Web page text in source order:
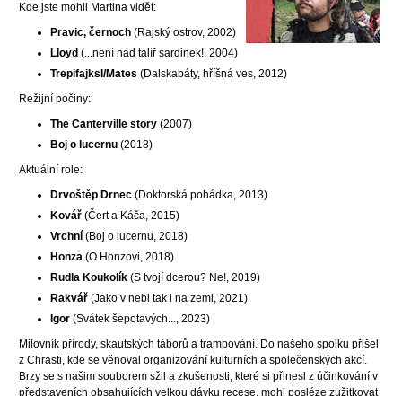
Kde jste mohli Martina vidět:
Pravic, černoch (Rajský ostrov, 2002)
Lloyd (...není nad talíř sardinek!, 2004)
Trepifajksl/Mates (Dalskabáty, hříšná ves, 2012)
Režijní počiny:
The Canterville story (2007)
Boj o lucernu (2018)
Aktuální role:
Drvoštěp Drnec (Doktorská pohádka, 2013)
Kovář (Čert a Káča, 2015)
Vrchní (Boj o lucernu, 2018)
Honza (O Honzovi, 2018)
Rudla Koukolík (S tvojí dcerou? Ne!, 2019)
Rakvář (Jako v nebi tak i na zemi, 2021)
Igor (Svátek šepotavých..., 2023)
Milovník přírody, skautských táborů a trampování. Do našeho spolku přišel
z Chrasti, kde se věnoval organizování kulturních a společenských akcí.
Brzy se s našim souborem sžil a zkušenosti, které si přinesl z účinkování v
představeních obsahujících velkou dávku recese, mohl posléze zužitkovat